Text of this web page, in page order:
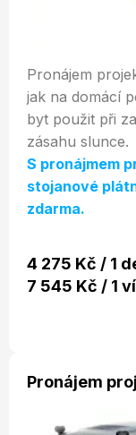
Pronájem
jak na domácí
byt použit při
zásahu slunce.
S pronájmem
stojanové
zdarma.
4 275 Kč / 1
7 545 Kč / 1
Pronájem